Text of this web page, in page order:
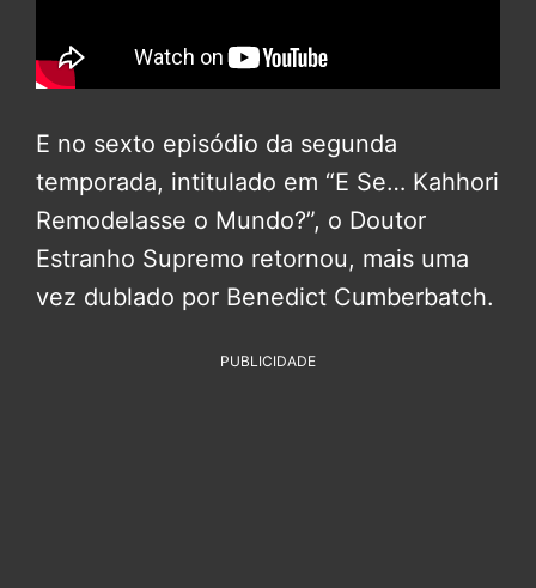
E no sexto episódio da segunda
temporada, intitulado em “E Se… Kahhori
Remodelasse o Mundo?”, o Doutor
Estranho Supremo retornou, mais uma
vez dublado por Benedict Cumberbatch.
PUBLICIDADE